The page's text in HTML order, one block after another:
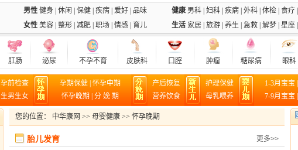
男性 健身 休闲 保健| 疾病| 爱好|
品味
女性 美容| 整形| 减肥| 职场| 情感| 育儿
健康 男科 妇科 疾病 外科 体检 食疗
生活 家居 旅游 养生 急救 解梦 星座
肛肠 泌尿 不孕不育 皮肤科 口腔 肿瘤 糖尿病 眼科
孕前检查
生男生女
孕期保健 怀孕中期
怀孕晚期
分 娩 期
产后恢复
营养饮食
护理保健
母乳喂养
1-3月宝宝
7-9月宝宝
您的位置： 中华康网 >> 母婴健康 >> 怀孕晚期
更多>>
胎儿发育